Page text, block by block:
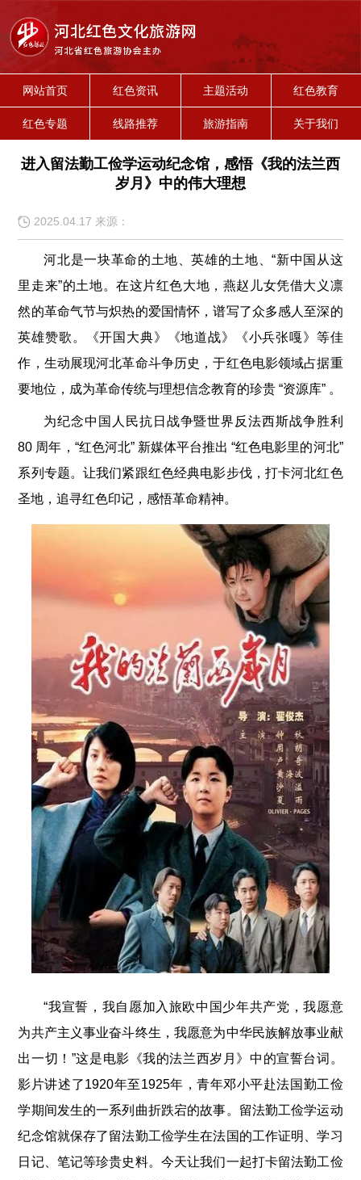
网站首页 红色资讯 主题活动 红色教育
红色专题 线路推荐 旅游指南 关于我们
进入留法勤工俭学运动纪念馆，感悟《我的法兰西
岁月》中的伟大理想
2025.04.17 来源：
河北是一块革命的土地、英雄的土地、“新中国从这
里走来”的土地。在这片红色大地，燕赵儿女凭借大义凛
然的革命气节与炽热的爱国情怀，谱写了众多感人至深的
英雄赞歌。《开国大典》《地道战》《小兵张嘎》等佳
作，生动展现河北革命斗争历史，于红色电影领域占据重
要地位，成为革命传统与理想信念教育的珍贵 “资源库” 。
为纪念中国人民抗日战争暨世界反法西斯战争胜利
80 周年，“红色河北” 新媒体平台推出 “红色电影里的河北”
系列专题。让我们紧跟红色经典电影步伐，打卡河北红色
圣地，追寻红色印记，感悟革命精神。
“我宣誓，我自愿加入旅欧中国少年共产党，我愿意
为共产主义事业奋斗终生，我愿意为中华民族解放事业献
出一切！”这是电影《我的法兰西岁月》中的宣誓台词。
影片讲述了1920年至1925年，青年邓小平赴法国勤工俭
学期间发生的一系列曲折跌宕的故事。留法勤工俭学运动
纪念馆就保存了留法勤工俭学生在法国的工作证明、学习
日记、笔记等珍贵史料。今天让我们一起打卡留法勤工俭